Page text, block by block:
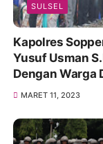
SULSEL
Kapolres
Yusuf Usman
Dengan Warga
MARET 11, 2023